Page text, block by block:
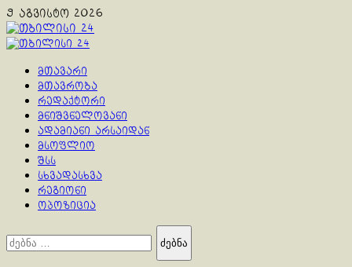
Skip
to
content
9 აგვისტო 2026
Primary
მთავარი
მთავრობა
რედაქტორი
მნიშვნელოვანი
ადამიანი არსაიდან
მსოფლიო
შსს
სხვადასხვა
რეგიონი
ოპოზიცია
ძებნა: